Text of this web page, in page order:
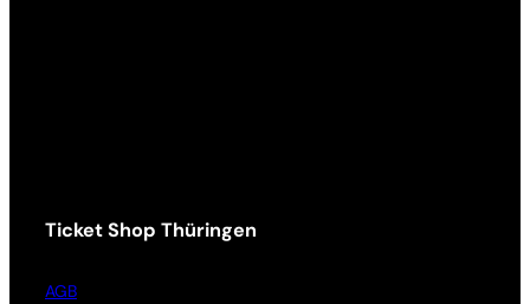
Ticket Shop Thüringen
AGB